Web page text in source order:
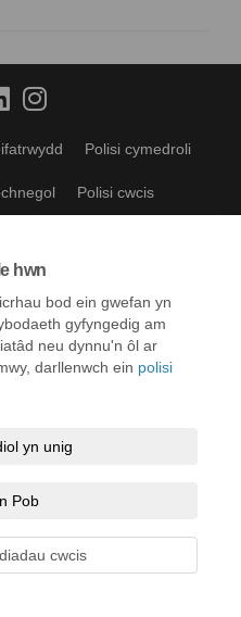
hwn
bod ein gwefan yn
gyfyngedig am
neu dynnu'n ôl ar
darllenwch ein polisi
yn unig
Pob
cwcis
Polisi cymedroli
Polisi cwcis